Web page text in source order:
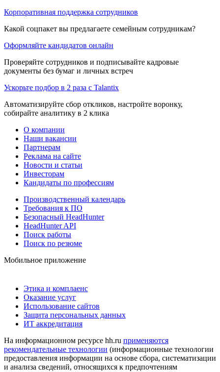
Корпоративная поддержка сотрудников
Какой соцпакет вы предлагаете семейным сотрудникам?
Оформляйте кандидатов онлайн
Проверяйте сотрудников и подписывайте кадровые
документы без бумаг и личных встреч
Ускорьте подбор в 2 раза с Talantix
Автоматизируйте сбор откликов, настройте воронку,
собирайте аналитику в 2 клика
О компании
Наши вакансии
Партнерам
Реклама на сайте
Новости и статьи
Инвесторам
Кандидаты по профессиям
Производственный календарь
Требования к ПО
Безопасный HeadHunter
HeadHunter API
Поиск работы
Поиск по резюме
Мобильное приложение
Этика и комплаенс
Оказание услуг
Использование сайтов
Защита персональных данных
ИТ аккредитация
На информационном ресурсе hh.ru применяются
рекомендательные технологии (информационные технологии
предоставления информации на основе сбора, систематизации
и анализа сведений, относящихся к предпочтениям